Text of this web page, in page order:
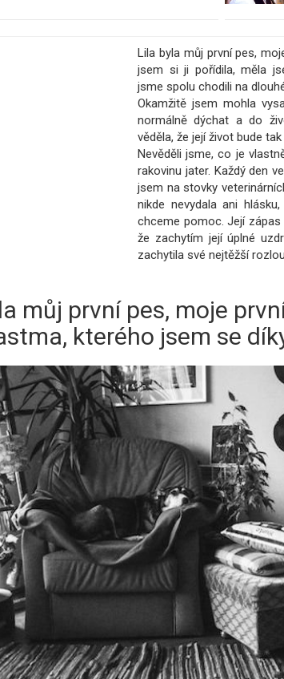
Lila byla můj první pes,
jsem si ji pořídila, měla
jsme spolu chodili na
Okamžitě jsem mohla
normálně dýchat a do
věděla, že její život bude
Nevěděli jsme, co je
rakovinu jater. Každý den
jsem na stovky
nikde nevydala ani
chceme pomoc. Její
že zachytím její úplné
zachytila své nejtěžší
můj první pes, moje
kterého jsem se